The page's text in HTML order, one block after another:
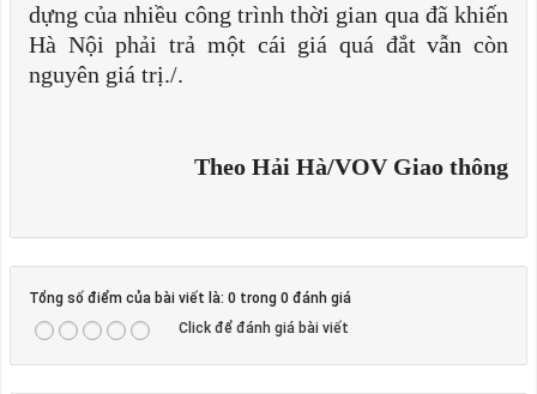
dựng của nhiều công trình thời gian qua đã khiến
Hà Nội phải trả một cái giá quá đắt vẫn còn
nguyên giá trị./.
Theo Hải Hà/VOV Giao thông
Tổng số điểm của bài viết là: 0 trong 0 đánh giá
Click để đánh giá bài viết